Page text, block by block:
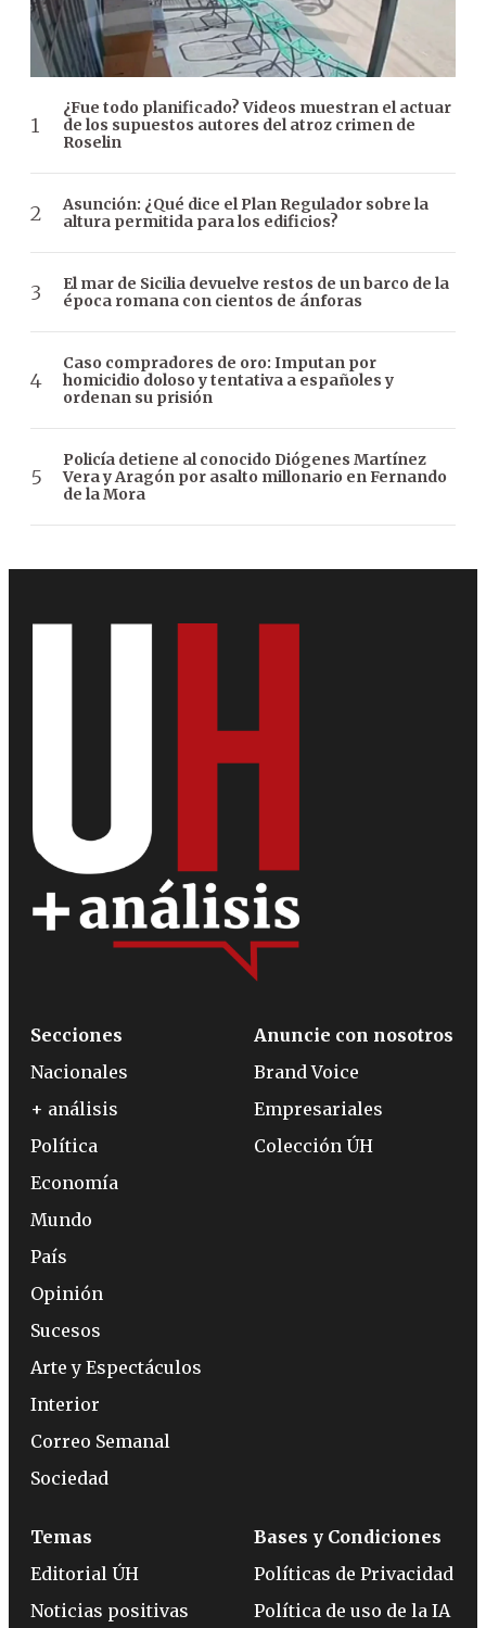
¿Fue todo planificado? Videos muestran el actuar
de los supuestos autores del atroz crimen de
Roselin
Asunción: ¿Qué dice el Plan Regulador sobre la
altura permitida para los edificios?
El mar de Sicilia devuelve restos de un barco de la
época romana con cientos de ánforas
Caso compradores de oro: Imputan por
homicidio doloso y tentativa a españoles y
ordenan su prisión
Policía detiene al conocido Diógenes Martínez
Vera y Aragón por asalto millonario en Fernando
de la Mora
Secciones
Nacionales
+ análisis
Política
Economía
Mundo
País
Opinión
Sucesos
Arte y Espectáculos
Interior
Correo Semanal
Sociedad
Anuncie con nosotros
Brand Voice
Empresariales
Colección ÚH
Temas
Editorial ÚH
Noticias positivas
Bases y Condiciones
Políticas de Privacidad
Política de uso de la IA